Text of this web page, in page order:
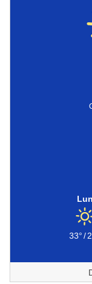
Lun
33°/